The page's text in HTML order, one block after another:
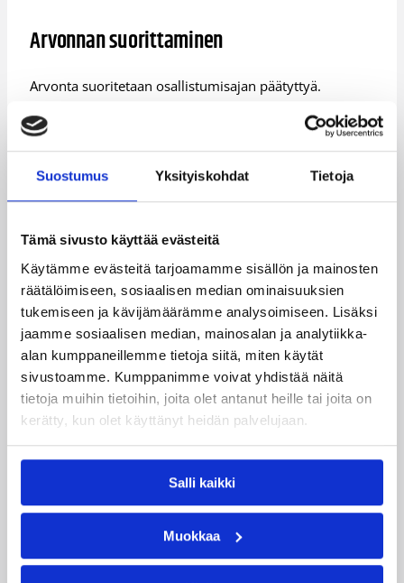
Suostumus Yksityiskohdat Tietoja
Tämä sivusto käyttää evästeitä
Käytämme evästeitä tarjoamamme sisällön ja mainosten
räätälöimiseen, sosiaalisen median ominaisuuksien
tukemiseen ja kävijämäärämme analysoimiseen. Lisäksi
jaamme sosiaalisen median, mainosalan ja analytiikka-
alan kumppaneillemme tietoja siitä, miten käytät
sivustoamme. Kumppanimme voivat yhdistää näitä
tietoja muihin tietoihin, joita olet antanut heille tai joita on
kerätty, kun olet käyttänyt heidän palvelujaan.
Salli kaikki
Muokkaa
Arvonnan suorittaminen
Arvonta suoritetaan osallistumisajan päätyttyä.
Voittajalle ilmoitetaan henkilökohtaisesti perjantaina
3.7.2026 aamupäivän aikana ostoksen yhteydessä
Järjestäjällä on oikeus arpoa uusi voittaja.
Palkinnon lunastus
Palkinto toimitetaan voittajalle Järjestäjän ilmoittamalla
tavalla ilman lisäkustannuksia.
Voittaja vastaa mahdollisista muista kustannuksista,
kuten matkakuluista.
Henkilötietojen käsittely
Osallistujien henkilötietoja käsitellään EU:n yleisen